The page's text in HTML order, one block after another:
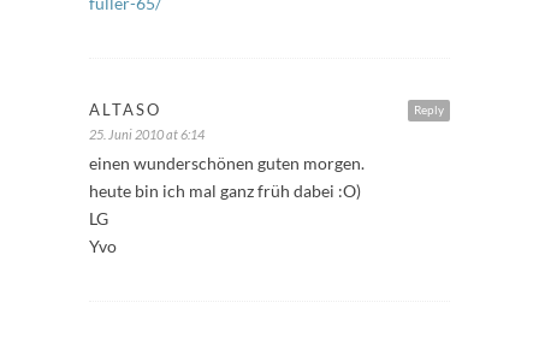
Reply
ALTASO
25. Juni 2010 at 6:14
einen wunderschönen guten morgen.
heute bin ich mal ganz früh dabei :O)
LG
Yvo